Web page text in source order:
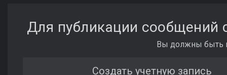
Для публикации сообщений
Вы должны быть
Создать учетную запись